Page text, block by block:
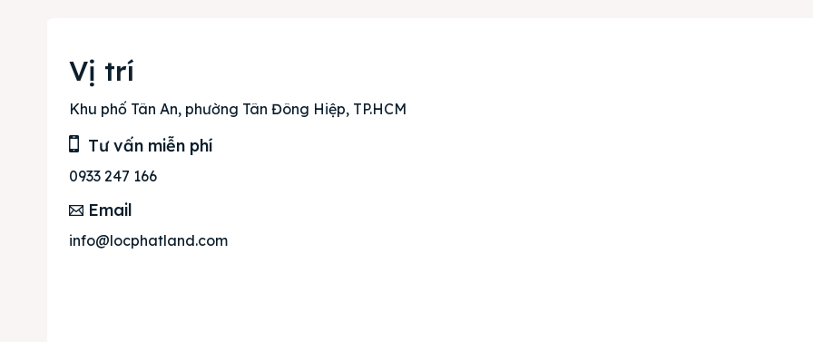
Vị trí
Khu phố Tân An, phường Tân Đông Hiệp, TP.HCM
Tư vấn miễn phí
0933 247 166
Email
info@locphatland.com